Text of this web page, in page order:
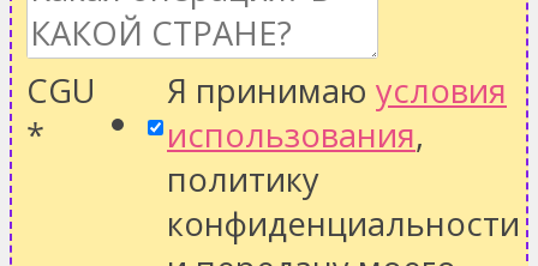
CGU
*
Я принимаю условия
использования,
политику
конфиденциальности